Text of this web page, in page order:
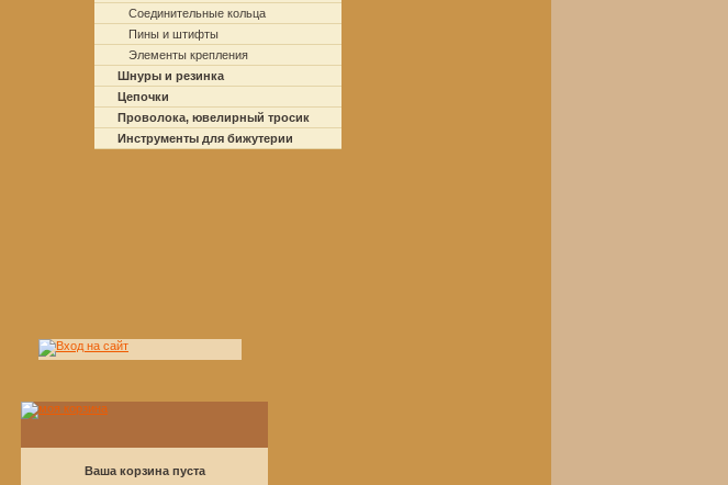
Соединительные кольца
Пины и штифты
Элементы крепления
Шнуры и резинка
Цепочки
Проволока, ювелирный тросик
Инструменты для бижутерии
Ваша корзина пуста